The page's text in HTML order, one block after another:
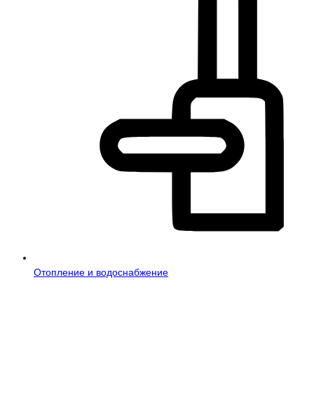
Отопление и водоснабжение